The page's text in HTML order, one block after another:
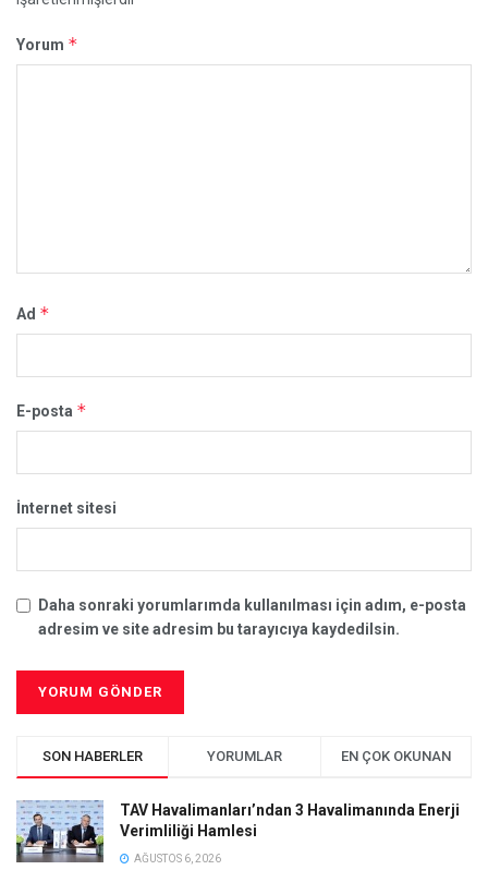
Yorum *
Ad *
E-posta *
İnternet sitesi
Daha sonraki yorumlarımda kullanılması için adım, e-posta
adresim ve site adresim bu tarayıcıya kaydedilsin.
SON HABERLER YORUMLAR EN ÇOK OKUNAN
TAV Havalimanları’ndan 3 Havalimanında Enerji
Verimliliği Hamlesi
AĞUSTOS 6, 2026